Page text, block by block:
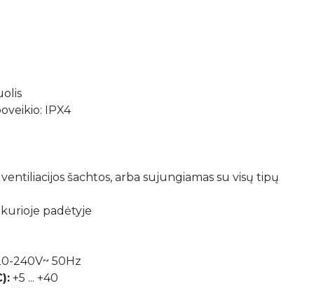
IPX4
šachtos, arba sujungiamas su visų tipų
padėtyje
240V~ 50Hz
+5 ... +40